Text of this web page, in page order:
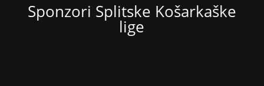
Sponzori Splitske Košarkaške
lige